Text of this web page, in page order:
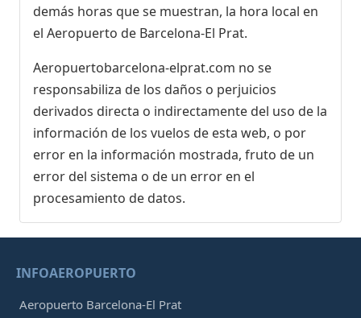
demás horas que se muestran, la hora local en
el Aeropuerto de Barcelona-El Prat.
Aeropuertobarcelona-elprat.com no se
responsabiliza de los daños o perjuicios
derivados directa o indirectamente del uso de la
información de los vuelos de esta web, o por
error en la información mostrada, fruto de un
error del sistema o de un error en el
procesamiento de datos.
INFOAEROPUERTO
Aeropuerto Barcelona-El Prat